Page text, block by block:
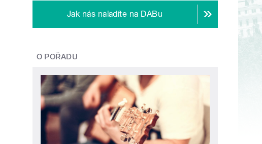
Jak nás naladíte na DABu
O POŘADU